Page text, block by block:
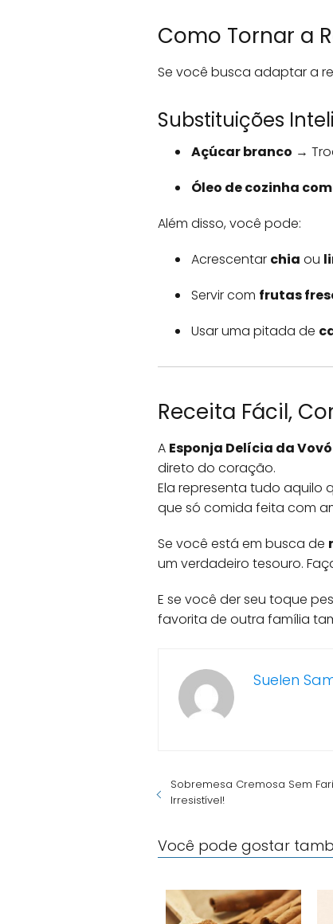
Como Tornar a
Se você busca adaptar a
Substituições
Açúcar branco →
Óleo de cozinha
Além disso, você pode:
Acrescentar chia ou
Servir com frutas
Usar uma pitada de
Receita Fácil,
A Esponja Delícia da Vovó
direto do coração.
Ela representa tudo aquilo
que só comida feita com
Se você está em busca de
um verdadeiro tesouro.
E se você der seu toque
favorita de outra família
Suelen
Sobremesa Cremosa Sem
Irresistível!
Você pode gostar